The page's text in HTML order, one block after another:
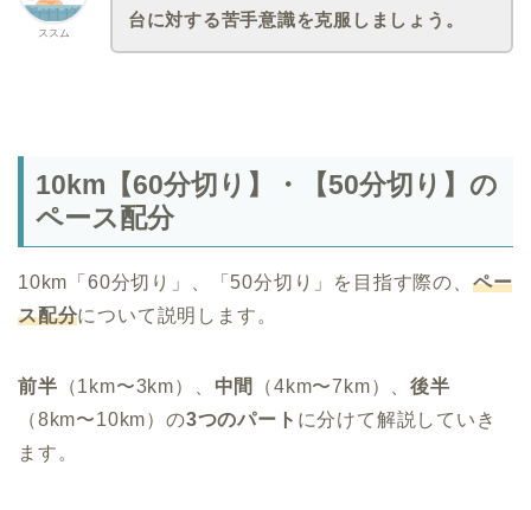
ススム
台に対する苦手意識を克服しましょう。
10km【60分切り】・【50分切り】の
ペース配分
10km「60分切り」、「50分切り」を目指す際の、 ペー
ス配分について説明します。
前半 （1km〜3km）、 中間 （4km〜7km）、後半
（8km〜10km）の3つのパート に分けて解説していき
ます。